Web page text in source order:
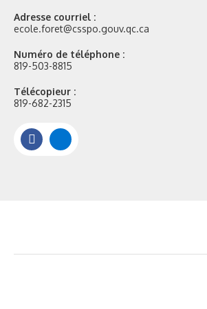
Adresse courriel :
ecole.foret@csspo.gouv.qc.ca
Numéro de téléphone :
819-503-8815
Télécopieur :
819-682-2315
Facebook
Portail
Mozaik